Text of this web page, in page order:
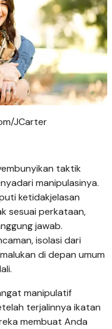
JCarter
taktik
manipulasinya.
ketidakjelasan
sesuai perkataan,
jawab.
isolasi dari
di depan umum
manipulatif
terjalinnya ikatan
membuat Anda